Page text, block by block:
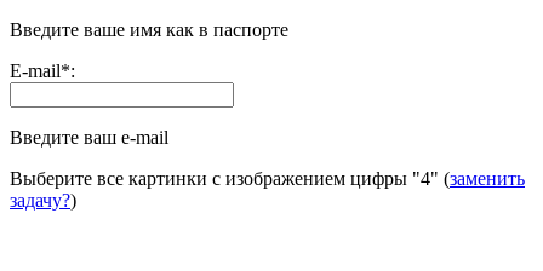
Введите ваше имя как в паспорте
E-mail*:
Введите ваш e-mail
Выберите все картинки с изображением цифры "4" (заменить
задачу?)